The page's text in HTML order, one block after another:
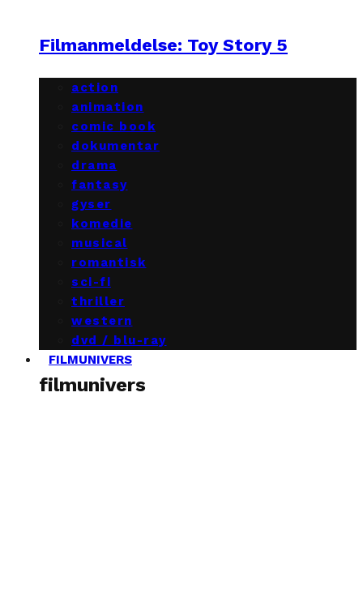
Filmanmeldelse: Toy Story 5
action
animation
comic book
dokumentar
drama
fantasy
gyser
komedie
musical
romantisk
sci-fi
thriller
western
dvd / blu-ray
FILMUNIVERS
filmunivers